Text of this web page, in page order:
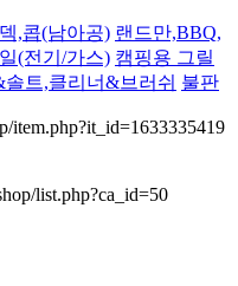
,콥(남아공) 랜드만,BBQ,
(전기/가스) 캠핑용 그릴
솔트,클리너&브러쉬 불판
item.php?it_id=1633335419
list.php?ca_id=50